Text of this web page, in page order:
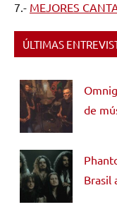
7.- MEJORES
ÚLTIMAS
de
Brasil